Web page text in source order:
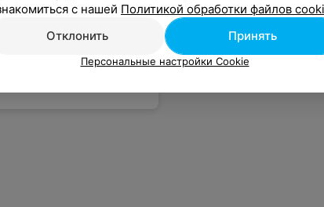
с нашей Политикой обработки файлов
Отклонить
Принять
Персональные настройки Cookie